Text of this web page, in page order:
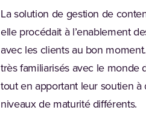
La solution de gestion de
elle procédait à l’enablement
avec les clients au bon
très familiarisés avec le monde
tout en apportant leur soutien
niveaux de maturité différents.